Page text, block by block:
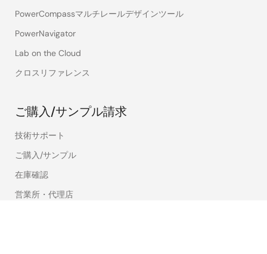
PowerCompassマルチレールデザインツール
PowerNavigator
Lab on the Cloud
クロスリファレンス
ご購入/サンプル請求
技術サポート
ご購入/サンプル
在庫確認
営業所・代理店